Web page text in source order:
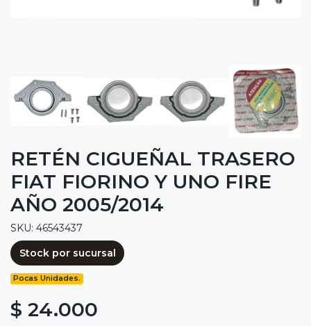
RETÉN CIGUEÑAL TRASERO
FIAT FIORINO Y UNO FIRE
AÑO 2005/2014
SKU: 46543437
Stock por sucursal
Pocas Unidades.
$ 24.000